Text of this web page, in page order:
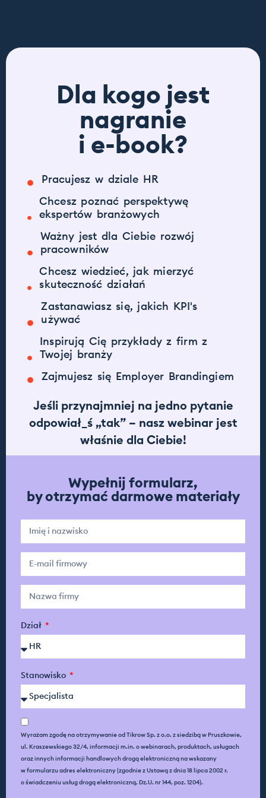
Dla kogo jest
nagranie
i e-book?
Pracujesz w dziale HR
Chcesz poznać perspektywę
ekspertów branżowych
Ważny jest dla Ciebie rozwój
pracowników
Chcesz wiedzieć, jak mierzyć
skuteczność działań
Zastanawiasz się, jakich KPI's
używać
Inspirują Cię przykłady z firm z
Twojej branży
Zajmujesz się Employer Brandingiem
Jeśli przynajmniej na jedno pytanie
odpowiał_ś „tak” – nasz webinar jest
właśnie dla Ciebie!
Wypełnij formularz,
by otrzymać darmowe materiały
Dział
Stanowisko
Wyrażam zgodę na otrzymywanie od Tikrow Sp. z o.o. z siedzibą w Pruszkowie,
ul. Kraszewskiego 32/4, informacji m.in. o webinarach, produktach, usługach
oraz innych informacji handlowych drogą elektroniczną na wskazany
w formularzu adres elektroniczny (zgodnie z Ustawą z dnia 18 lipca 2002 r.
o świadczeniu usług drogą elektroniczną, Dz.U. nr 144, poz. 1204).